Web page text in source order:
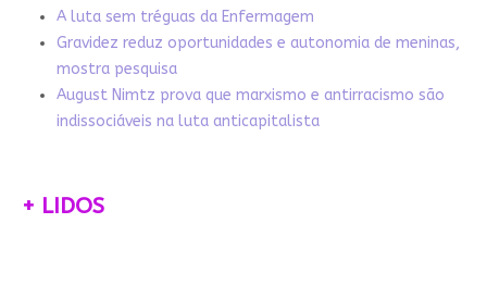
A luta sem tréguas da Enfermagem
Gravidez reduz oportunidades e autonomia de meninas,
mostra pesquisa
August Nimtz prova que marxismo e antirracismo são
indissociáveis na luta anticapitalista
+ LIDOS